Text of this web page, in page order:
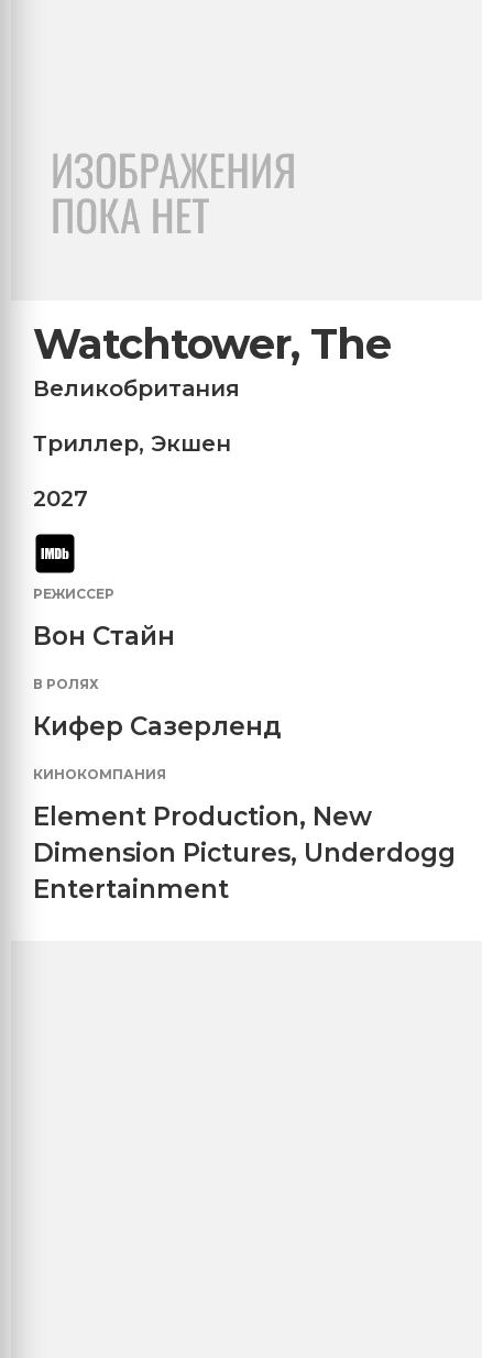
Watchtower, The
Великобритания
Триллер, Экшен
2027
РЕЖИССЕР
Вон Стайн
В РОЛЯХ
Кифер Сазерленд
КИНОКОМПАНИЯ
Element Production, New
Dimension Pictures, Underdogg
Entertainment